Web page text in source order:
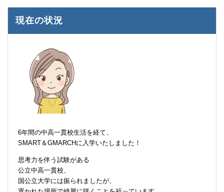
現在の状況
6年間の中高一貫校生活を経て、
SMART＆GMARCHに入学いたしました！
思考力を伴う試験がある
公立中高一貫校、
国公立大学には振られましたが、